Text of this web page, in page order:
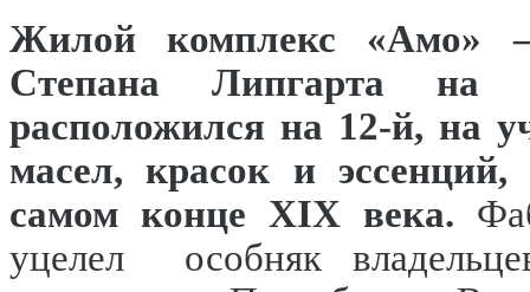
Жилой комплекс «Амо» –
Степана Липгарта на
расположился на 12-й, на
масел, красок и
самом конце XIX века.
уцелел особняк